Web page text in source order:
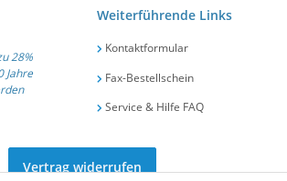
28%
Jahre
Weiterführende Links
Kontaktformular
Fax-Bestellschein
Service & Hilfe FAQ
Vertrag widerrufen